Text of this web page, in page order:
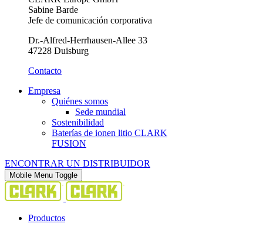
Sabine Barde
Jefe de comunicación corporativa
Dr.-Alfred-Herrhausen-Allee 33
47228 Duisburg
Contacto
Empresa
Quiénes somos
Sede mundial
Sostenibilidad
Baterías de ionen litio CLARK
FUSION
ENCONTRAR UN DISTRIBUIDOR
Mobile Menu Toggle
Productos